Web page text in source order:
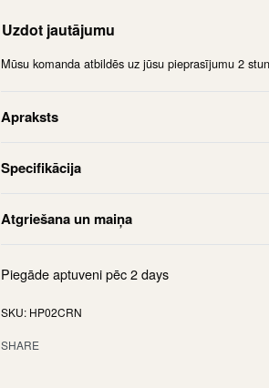
Uzdot jautājumu
Mūsu komanda atbildēs uz jūsu pieprasījumu 2
Apraksts
Specifikācija
Atgriešana un maiņa
Piegāde aptuveni pēc2 days
HP02CRN
SHARE